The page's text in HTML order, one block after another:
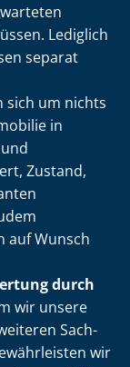
Lediglich
separat
sich um nichts
in
Zustand,
auf Wunsch
durch
wir unsere
Sach­
wir